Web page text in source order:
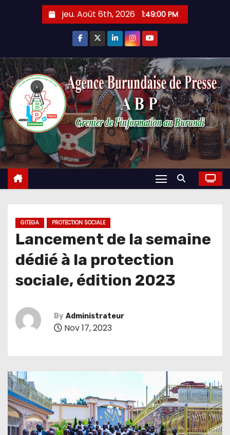
jeu. Août 6th, 2026 1:49:01 PM
GITEGA PROTECTION SOCIALE
Lancement de la semaine
dédié à la protection
sociale, édition 2023
By Administrateur
Nov 17, 2023